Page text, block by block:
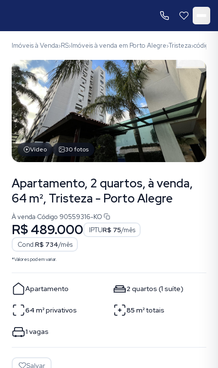
Imóveis à Venda›RS›Imóveis à venda em Porto Alegre›Tristeza›código
Vídeo 30fotos
Apartamento, 2 quartos, à venda,
64 m², Tristeza - Porto Alegre
À venda·Código 90559316-KO
R$ 489.000 IPTUR$ 75/mês
Cond.R$ 734/mês
*Valores podem variar.
Apartamento 2 quartos (1 suíte)
64 m²privativos 85 m²totais
1 vagas
Salvar